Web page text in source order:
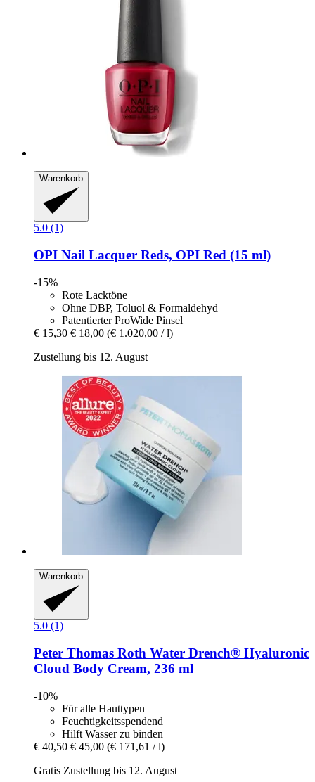
Warenkorb
5.0 (1)
OPI Nail Lacquer Reds, OPI Red (15 ml)
-15%
Rote Lacktöne
Ohne DBP, Toluol & Formaldehyd
Patentierter ProWide Pinsel
€ 15,30 € 18,00 (€ 1.020,00 / l)
Zustellung bis 12. August
Warenkorb
5.0 (1)
Peter Thomas Roth Water Drench® Hyaluronic
Cloud Body Cream, 236 ml
-10%
Für alle Hauttypen
Feuchtigkeitsspendend
Hilft Wasser zu binden
€ 40,50 € 45,00 (€ 171,61 / l)
Gratis Zustellung bis 12. August